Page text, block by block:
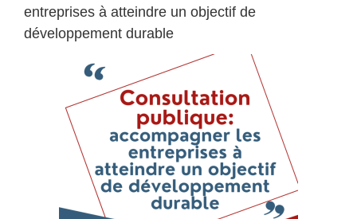
entreprises à atteindre un objectif de
développement durable